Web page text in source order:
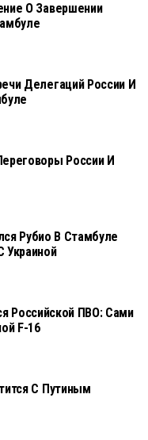
О Завершении
Делегаций России И
России И
Рубио В Стамбуле
Украиной
Российской ПВО: Сами
F-16
С Путиным